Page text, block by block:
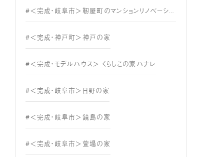
#＜完成・岐阜市＞靭屋町のマンションリノベーション
#＜完成・神戸町＞神戸の家
#＜完成・モデルハウス＞ くらしこの家ハナレ
#＜完成・岐阜市＞日野の家
#＜完成・岐阜市＞鏡島の家
#＜完成・岐阜市＞萱場の家